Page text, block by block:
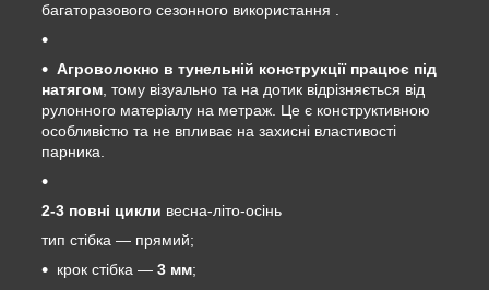
багаторазового сезонного використання .
Агроволокно в тунельній конструкції працює під
натягом, тому візуально та на дотик відрізняється від
рулонного матеріалу на метраж. Це є конструктивною
особливістю та не впливає на захисні властивості
парника.
2-3 повні цикли весна-літо-осінь
тип стібка — прямий;
крок стібка — 3 мм;